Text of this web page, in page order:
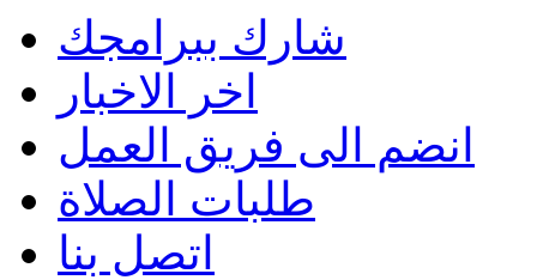
شارك ببرامجك
اخر الاخبار
انضم الى فريق العمل
طلبات الصلاة
اتصل بنا